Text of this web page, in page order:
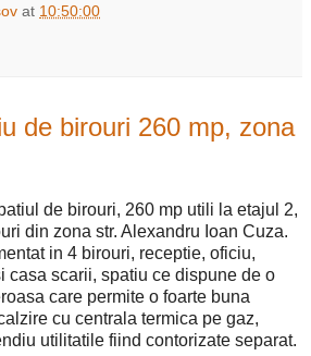
at 10:50:00
de birouri 260 mp, zona
de birouri, 260 mp utili la etajul 2,
din zona str. Alexandru Ioan Cuza.
in 4 birouri, receptie, oficiu,
casa scarii, spatiu ce dispune de o
care permite o foarte buna
cu centrala termica pe gaz,
utilitatile fiind contorizate separat.